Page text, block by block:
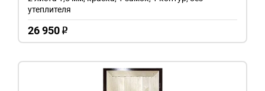
26 950 o
утеплителя